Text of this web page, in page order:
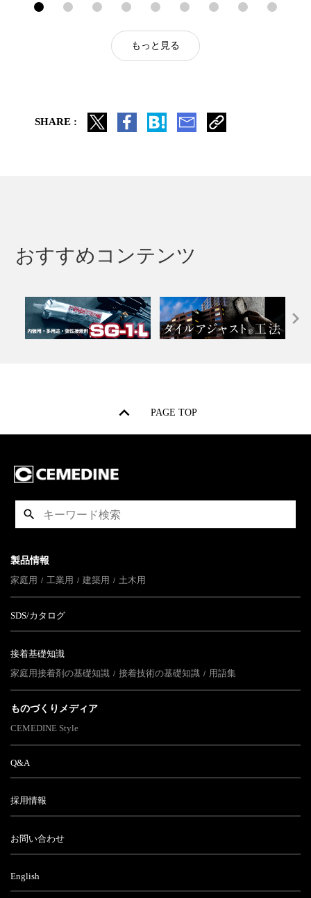
もっと見る
SHARE :
おすすめコンテンツ
PAGE TOP
製品情報
家庭用
工業用 建築用 土木用
SDS/カタログ
接着基礎知識
家庭用接着剤の基礎知識
接着技術の基礎知識 用語集
ものづくりメディア
CEMEDINE Style
Q&A
採用情報
お問い合わせ
English